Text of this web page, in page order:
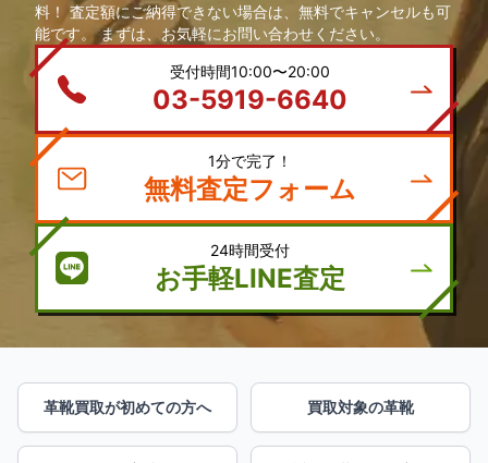
料！ 査定額にご納得できない場合は、無料でキャンセルも可
能です。 まずは、お気軽にお問い合わせください。
受付時間10:00〜20:00
03-5919-6640
1分で完了！
無料査定フォーム
24時間受付
お手軽LINE査定
革靴買取が初めての方へ 買取対象の革靴